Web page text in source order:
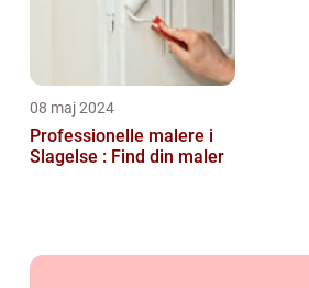
08 maj 2024
Professionelle malere i
Slagelse : Find din maler